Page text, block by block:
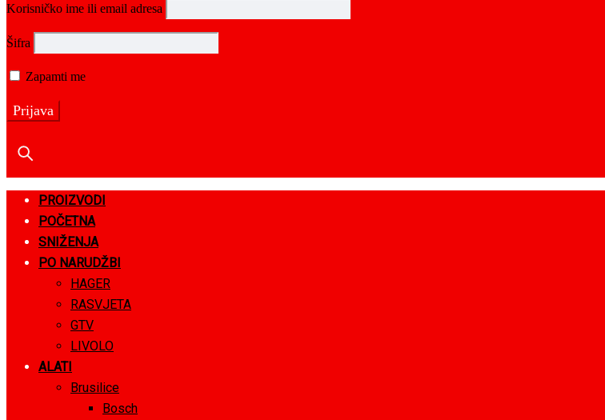
Korisničko ime ili email adresa
Šifra
Zapamti me
PROIZVODI
POČETNA
SNIŽENJA
PO NARUDŽBI
HAGER
RASVJETA
GTV
LIVOLO
ALATI
Brusilice
Bosch